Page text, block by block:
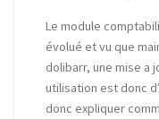
Le module
évolué et vu que
dolibarr, une mise a
utilisation est donc
donc expliquer